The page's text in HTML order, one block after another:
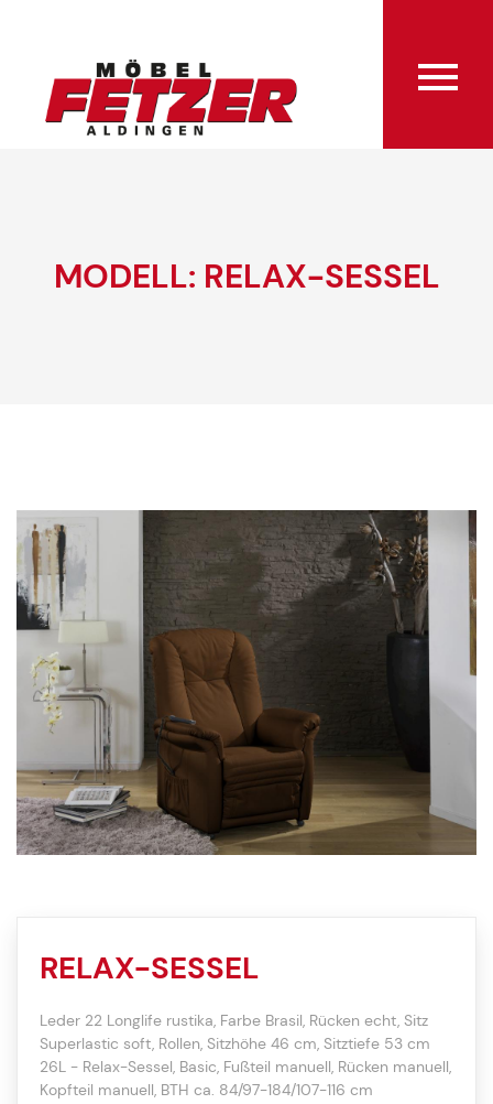
MODELL: RELAX-SESSEL
RELAX-SESSEL
Leder 22 Longlife rustika, Farbe Brasil, Rücken echt, Sitz
Superlastic soft, Rollen, Sitzhöhe 46 cm, Sitztiefe 53 cm
26L - Relax-Sessel, Basic, Fußteil manuell, Rücken manuell,
Kopfteil manuell, BTH ca. 84/97-184/107-116 cm